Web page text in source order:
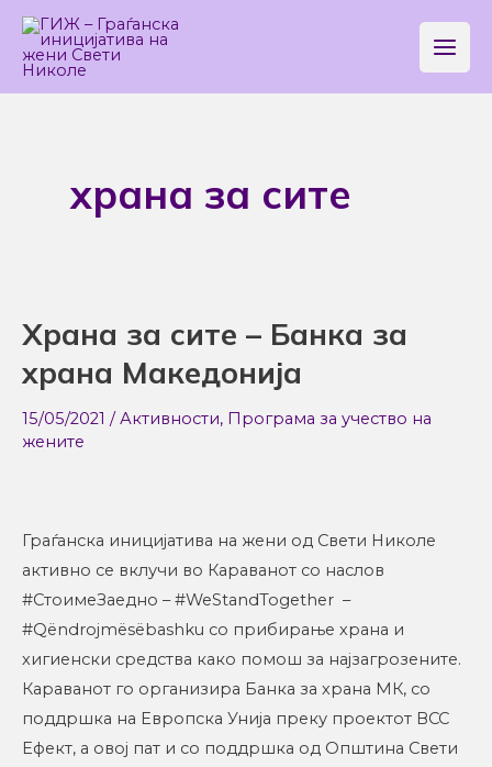
Skip
content
Main
Menu
храна за сите
Храна за сите – Банка за
храна Македонија
15/05/2021 /Активности, Програма за учество на
жените
Граѓанска иницијатива на жени од Свети Николе
активно се вклучи во Караванот со наслов
#СтоимеЗаедно – #WeStandTogether –
#Qëndrojmësëbashku со прибирање храна и
хигиенски средства како помош за најзагрозените.
Караванот го организира Банка за храна МК, со
поддршка на Европска Унија преку проектот ВСС
Ефект, а овој пат и со поддршка од Општина Свети
Храна
сите
–
Банка
Македонија